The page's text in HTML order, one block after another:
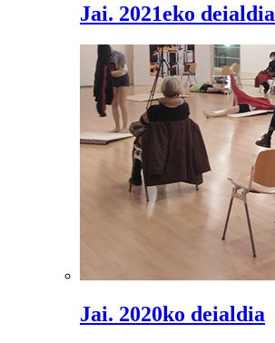
Jai. 2021eko deialdia
Jai. 2020ko deialdia